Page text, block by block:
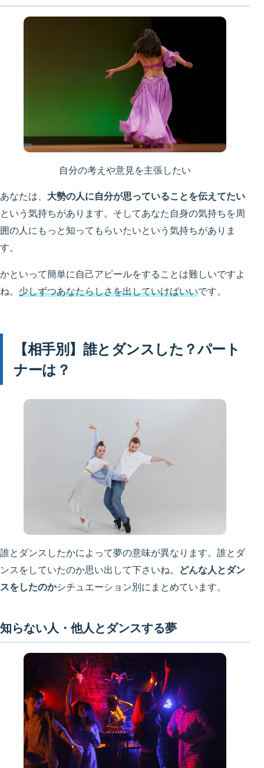
自分の考えや意見を主張したい
あなたは、 大勢の人に自分が思っていることを伝えてたい
という気持ちがあります。そしてあなた自身の気持ちを周
囲の人にもっと知ってもらいたいという気持ちがありま
す。
かといって簡単に自己アピールをすることは難しいですよ
ね。 少しずつあなたらしさを出していけばいいです。
【相手別】誰とダンスした？パート
ナーは？
誰とダンスしたかによって夢の意味が異なります。誰とダ
ンスをしていたのか思い出して下さいね。
どんな人とダン
スをしたのかシチュエーション別にまとめています。
知らない人・他人とダンスする夢